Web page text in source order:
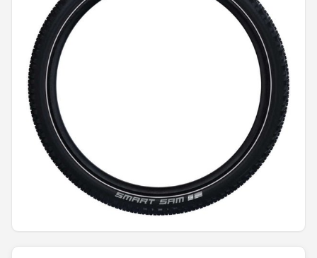
Elektrische fietsen
Mountainbikes
Shop
POPULAIRE MERKEN
Basil
Volare
AXA